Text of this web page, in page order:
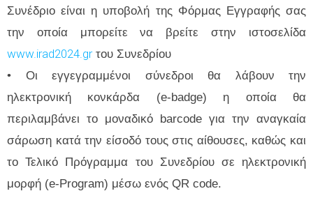
Συνέδριο είναι η υποβολή της Φόρμας Εγγραφής σας
την οποία μπορείτε να βρείτε στην ιστοσελίδα
www.irad2024.grτου Συνεδρίου
• Οι εγγεγραμμένοι σύνεδροι θα λάβουν την
ηλεκτρονική κονκάρδα (e-badge) η οποία θα
περιλαμβάνει το μοναδικό barcode για την αναγκαία
σάρωση κατά την είσοδό τους στις αίθουσες, καθώς και
το Τελικό Πρόγραμμα του Συνεδρίου σε ηλεκτρονική
μορφή (e-Program) μέσω ενός QR code.